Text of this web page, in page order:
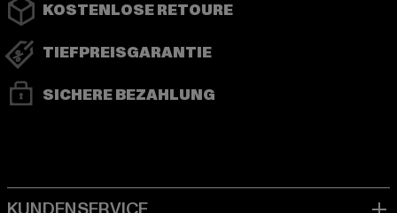
KOSTENLOSE RETOURE
TIEFPREISGARANTIE
SICHERE BEZAHLUNG